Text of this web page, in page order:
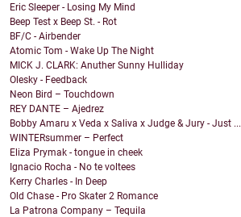
Eric Sleeper - Losing My Mind
Beep Test x Beep St. - Rot
BF/C - Airbender
Atomic Tom - Wake Up The Night
MICK J. CLARK: Anuther Sunny Hulliday
Olesky - Feedback
Neon Bird – Touchdown
REY DANTE – Ajedrez
Bobby Amaru x Veda x Saliva x Judge & Jury - Just ...
WINTERsummer – Perfect
Eliza Prymak - tongue in cheek
Ignacio Rocha - No te voltees
Kerry Charles - In Deep
Old Chase - Pro Skater 2 Romance
La Patrona Company – Tequila